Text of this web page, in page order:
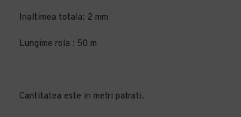
Inaltimea totala: 2 mm
Lungime rola : 50 m
Cantitatea este in metri patrati.